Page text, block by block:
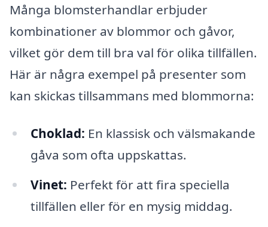
Många blomsterhandlar erbjuder
kombinationer av blommor och gåvor,
vilket gör dem till bra val för olika tillfällen.
Här är några exempel på presenter som
kan skickas tillsammans med blommorna:
Choklad: En klassisk och välsmakande
gåva som ofta uppskattas.
Vinet: Perfekt för att fira speciella
tillfällen eller för en mysig middag.